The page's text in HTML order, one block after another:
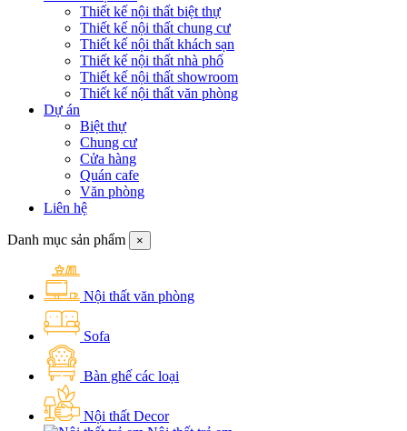
Thiết kế nội thất biệt thự
Thiết kế nội thất chung cư
Thiết kế nội thất khách sạn
Thiết kế nội thất nhà phố
Thiết kế nội thất showroom
Thiết kế nội thất văn phòng
Dự án
Biệt thự
Chung cư
Cửa hàng
Quán cafe
Văn phòng
Liên hệ
Danh mục sản phẩm ×
Nội thất văn phòng
Sofa
Bàn ghế các loại
Nội thất Decor